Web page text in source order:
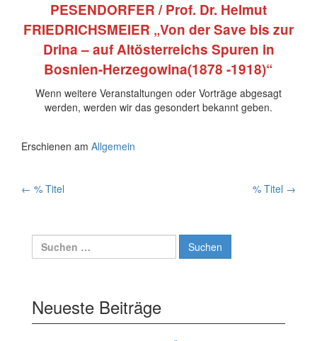
PESENDORFER / Prof. Dr. Helmut
FRIEDRICHSMEIER „Von der Save bis zur
Drina – auf Altösterreichs Spuren in
Bosnien-Herzegowina(1878 -1918)“
Wenn weitere Veranstaltungen oder Vorträge abgesagt
werden, werden wir das gesondert bekannt geben.
Erschienen am Allgemein
Artikelnavigation
← % Titel % Titel →
Suchen
nach:
Neueste Beiträge